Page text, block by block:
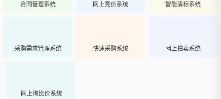
合同管理系统 网上竞价系统 智能清标系统
采购需求管理系统 快速采购系统 网上拍卖系统
网上询比价系统